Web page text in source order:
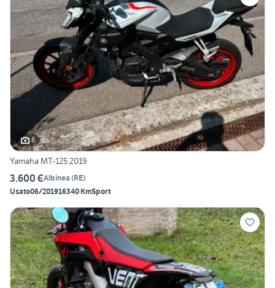
6
Yamaha MT-125 2019
3.600 €Albinea (RE)
Usato06/201916340 KmSport